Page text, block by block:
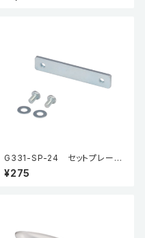
G331-SP-24 セットプレート
（オプション品）
¥275